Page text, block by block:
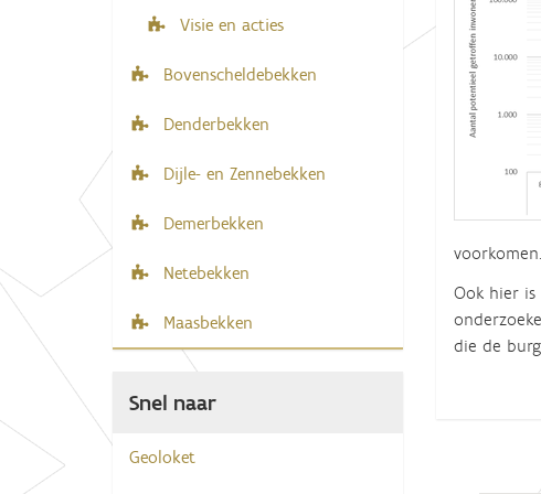
voorkomen.
Ook hier is
die de
Visie en acties
Bovenscheldebekken
Denderbekken
Dijle- en Zennebekken
Demerbekken
Netebekken
Maasbekken
Snel naar
Geoloket